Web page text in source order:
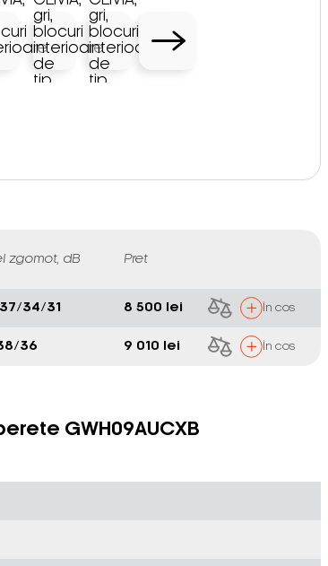
zgomot, dB Pret
34/31 8 500 lei În cos
36 9 010 lei În cos
GWH09AUCXB